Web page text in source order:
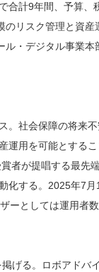
計9年間、予算
リスク管理と資
・デジタル事業
社会保障の将来
用を可能とする
者が提唱する最
化する。2025年7
ーとしては運用者
げる。ロボアド